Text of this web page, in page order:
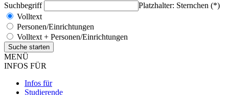
Suchbegriff
Platzhalter: Sternchen (*)
Volltext
Personen/Einrichtungen
Volltext + Personen/Einrichtungen
MENÜ
INFOS FÜR
Infos für
Studierende